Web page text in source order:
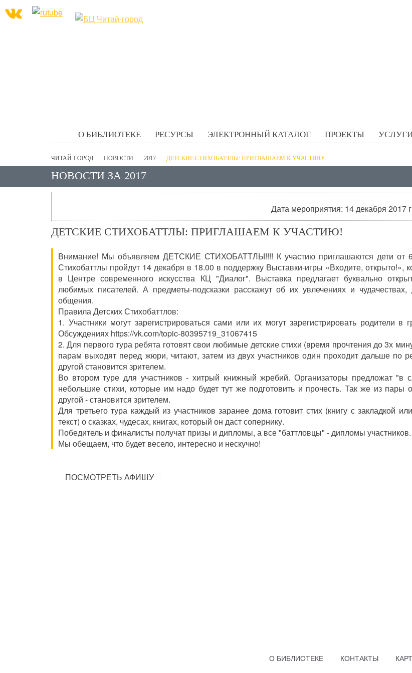
О БИБЛИОТЕКЕ РЕСУРСЫ ЭЛЕКТРОННЫЙ КАТАЛОГ ПРОЕКТЫ
ЧИТАЙ-ГОРОД НОВОСТИ 2017 ДЕТСКИЕ СТИХОБАТТЛЫ: ПРИГЛАШАЕМ К УЧАСТИЮ!
НОВОСТИ ЗА 2017
Дата мероприятия: 14 декабря 2017
ДЕТСКИЕ СТИХОБАТТЛЫ: ПРИГЛАШАЕМ К УЧАСТИЮ!
Внимание! Мы объявляем ДЕТСКИЕ СТИХОБАТТЛЫ!!!! К участию приглашаются дети от
Стихобаттлы пройдут 14 декабря в 18.00 в поддержку Выставки-игры «Входите, открыто!»,
в Центре современного искусства КЦ "Диалог". Выставка предлагает буквально
любимых писателей. А предметы-подсказки расскажут об их увлечениях и чудачествах,
общения.
Правила Детских Стихобаттлов:
1. Участники могут зарегистрироваться сами или их могут зарегистрировать родители в
Обсуждениях https://vk.com/topic-80395719_31067415
2. Для первого тура ребята готовят свои любимые детские стихи (время прочтения до 3х
парам выходят перед жюри, читают, затем из двух участников один проходит дальше по
другой становится зрителем.
Во втором туре для участников - хитрый книжный жребий. Организаторы предложат "в
небольшие стихи, которые им надо будет тут же подготовить и прочесть. Так же из пары
другой - становится зрителем.
Для третьего тура каждый из участников заранее дома готовит стих (книгу с закладкой
текст) о сказках, чудесах, книгах, который он даст сопернику.
Победитель и финалисты получат призы и дипломы, а все "баттловцы" - дипломы участников.
Мы обещаем, что будет весело, интересно и нескучно!
ПОСМОТРЕТЬ АФИШУ
О БИБЛИОТЕКЕ КОНТАКТЫ